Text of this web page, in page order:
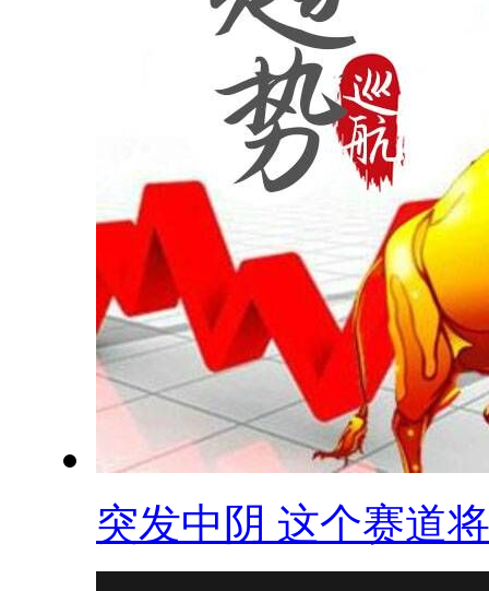
突发中阴 这个赛道